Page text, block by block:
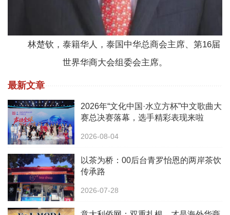
林楚钦，泰籍华人，泰国中华总商会主席、第16届
世界华商大会组委会主席。
最新文章
2026年“文化中国·水立方杯”中文歌曲大
赛总决赛落幕，选手精彩表现来啦
2026-08-04
以茶为桥：00后台青罗怡恩的两岸茶饮
传承路
2026-07-28